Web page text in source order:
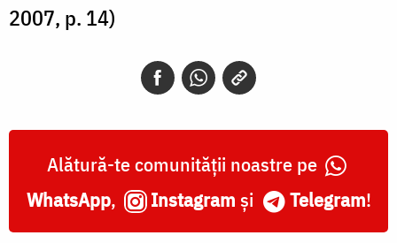
2007, p. 14)
Alătură-te comunității noastre pe
WhatsApp, Instagram și Telegram!